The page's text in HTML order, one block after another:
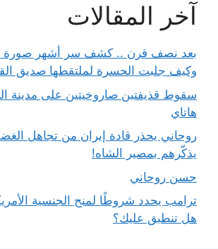
آخر المقالات
بعد نصف قرن .. كشف سر أشهر صورة
وكيف جلبت الحسرة لملتقطها صديق
سقوط قذيفتين صاروخيتين على مدينة
هاتاي
روحاني يحذر قادة إيران من تجاهل
يذكّرهم بمصير الشاه!
حسن روحاني
ترامب يحدد شروطًا لمنح الجنسية
هل تنطبق عليك؟